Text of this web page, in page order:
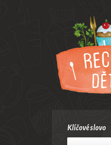
Klíčové slovo